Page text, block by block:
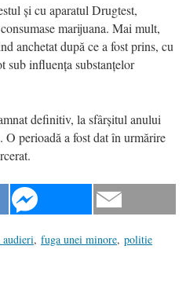
și cu aparatul Drugtest,
marijuana. Mai mult,
anchetat după ce a fost prins, cu
sub influența substanțelor
definitiv, la sfârșitul anului
O perioadă a fost dat în urmărire
audieri, fuga unei minore, politie